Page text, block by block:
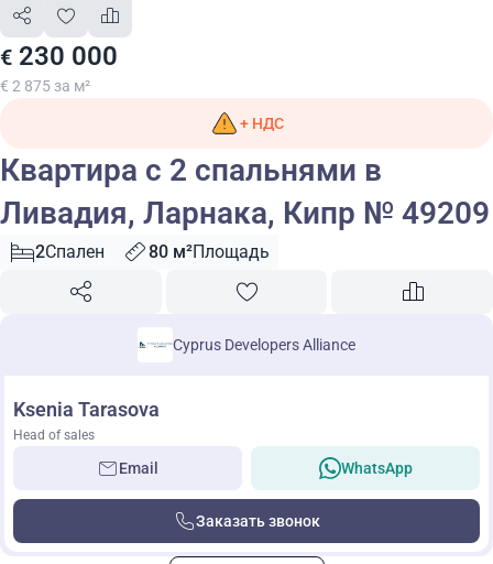
€ 230 000
€ 2 875 за м²
+ НДС
Квартира с 2 спальнями в
Ливадия, Ларнака, Кипр № 49209
2Спален 80 м²Площадь
Cyprus Developers Alliance
Ksenia Tarasova
Head of sales
Email WhatsApp
Заказать звонок